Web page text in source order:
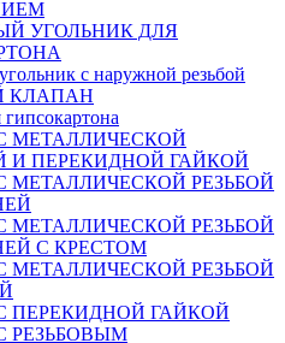
УГОЛЬНИК ДЛЯ
с наружной резьбой
КЛАПАН
МЕТАЛЛИЧЕСКОЙ
И ПЕРЕКИДНОЙ ГАЙКОЙ
МЕТАЛЛИЧЕСКОЙ РЕЗЬБОЙ
МЕТАЛЛИЧЕСКОЙ РЕЗЬБОЙ
С КРЕСТОМ
МЕТАЛЛИЧЕСКОЙ РЕЗЬБОЙ
ПЕРЕКИДНОЙ ГАЙКОЙ
РЕЗЬБОВЫМ